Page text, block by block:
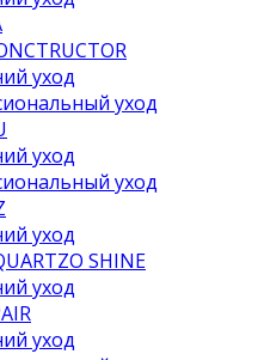
уход
уход
уход
уход
уход
SHINE
уход
уход